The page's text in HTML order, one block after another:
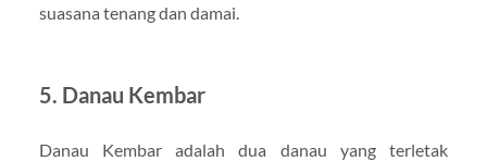
suasana tenang dan damai.
5. Danau Kembar
Danau Kembar adalah dua danau yang terletak